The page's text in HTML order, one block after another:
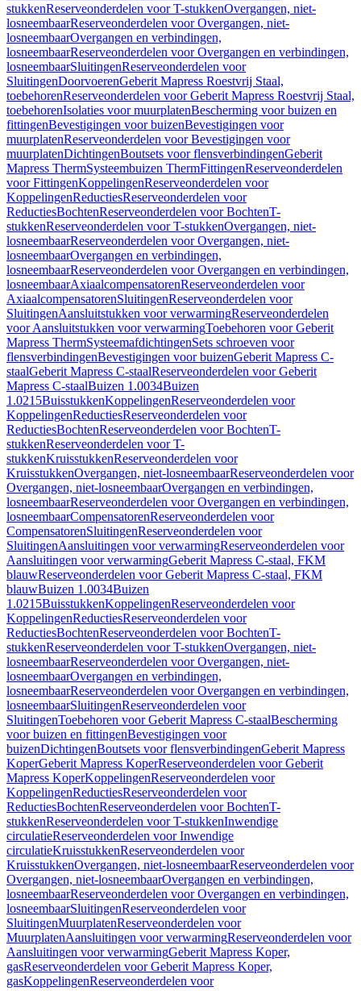
stukkenReserveonderdelen voor T-stukkenOvergangen, niet-
losneembaarReserveonderdelen voor Overgangen, niet-
losneembaarOvergangen en verbindingen,
losneembaarReserveonderdelen voor Overgangen en verbindingen,
losneembaarSluitingenReserveonderdelen voor
SluitingenDoorvoerenGeberit Mapress Roestvrij Staal,
toebehorenReserveonderdelen voor Geberit Mapress Roestvrij Staal,
toebehorenIsolaties voor muurplatenBescherming voor buizen en
fittingenBevestigingen voor buizenBevestigingen voor
muurplatenReserveonderdelen voor Bevestigingen voor
muurplatenDichtingenBoutsets voor flensverbindingenGeberit
Mapress ThermSysteembuizen ThermFittingenReserveonderdelen
voor FittingenKoppelingenReserveonderdelen voor
KoppelingenReductiesReserveonderdelen voor
ReductiesBochtenReserveonderdelen voor BochtenT-
stukkenReserveonderdelen voor T-stukkenOvergangen, niet-
losneembaarReserveonderdelen voor Overgangen, niet-
losneembaarOvergangen en verbindingen,
losneembaarReserveonderdelen voor Overgangen en verbindingen,
losneembaarAxiaalcompensatorenReserveonderdelen voor
AxiaalcompensatorenSluitingenReserveonderdelen voor
SluitingenAansluitstukken voor verwarmingReserveonderdelen
voor Aansluitstukken voor verwarmingToebehoren voor Geberit
Mapress ThermSysteemafdichtingenSets schroeven voor
flensverbindingenBevestigingen voor buizenGeberit Mapress C-
staalGeberit Mapress C-staalReserveonderdelen voor Geberit
Mapress C-staalBuizen 1.0034Buizen
1.0215BuisstukkenKoppelingenReserveonderdelen voor
KoppelingenReductiesReserveonderdelen voor
ReductiesBochtenReserveonderdelen voor BochtenT-
stukkenReserveonderdelen voor T-
stukkenKruisstukkenReserveonderdelen voor
KruisstukkenOvergangen, niet-losneembaarReserveonderdelen voor
Overgangen, niet-losneembaarOvergangen en verbindingen,
losneembaarReserveonderdelen voor Overgangen en verbindingen,
losneembaarCompensatorenReserveonderdelen voor
CompensatorenSluitingenReserveonderdelen voor
SluitingenAansluitingen voor verwarmingReserveonderdelen voor
Aansluitingen voor verwarmingGeberit Mapress C-staal, FKM
blauwReserveonderdelen voor Geberit Mapress C-staal, FKM
blauwBuizen 1.0034Buizen
1.0215BuisstukkenKoppelingenReserveonderdelen voor
KoppelingenReductiesReserveonderdelen voor
ReductiesBochtenReserveonderdelen voor BochtenT-
stukkenReserveonderdelen voor T-stukkenOvergangen, niet-
losneembaarReserveonderdelen voor Overgangen, niet-
losneembaarOvergangen en verbindingen,
losneembaarReserveonderdelen voor Overgangen en verbindingen,
losneembaarSluitingenReserveonderdelen voor
SluitingenToebehoren voor Geberit Mapress C-staalBescherming
voor buizen en fittingenBevestigingen voor
buizenDichtingenBoutsets voor flensverbindingenGeberit Mapress
KoperGeberit Mapress KoperReserveonderdelen voor Geberit
Mapress KoperKoppelingenReserveonderdelen voor
KoppelingenReductiesReserveonderdelen voor
ReductiesBochtenReserveonderdelen voor BochtenT-
stukkenReserveonderdelen voor T-stukkenInwendige
circulatieReserveonderdelen voor Inwendige
circulatieKruisstukkenReserveonderdelen voor
KruisstukkenOvergangen, niet-losneembaarReserveonderdelen voor
Overgangen, niet-losneembaarOvergangen en verbindingen,
losneembaarReserveonderdelen voor Overgangen en verbindingen,
losneembaarSluitingenReserveonderdelen voor
SluitingenMuurplatenReserveonderdelen voor
MuurplatenAansluitingen voor verwarmingReserveonderdelen voor
Aansluitingen voor verwarmingGeberit Mapress Koper,
gasReserveonderdelen voor Geberit Mapress Koper,
gasKoppelingenReserveonderdelen voor